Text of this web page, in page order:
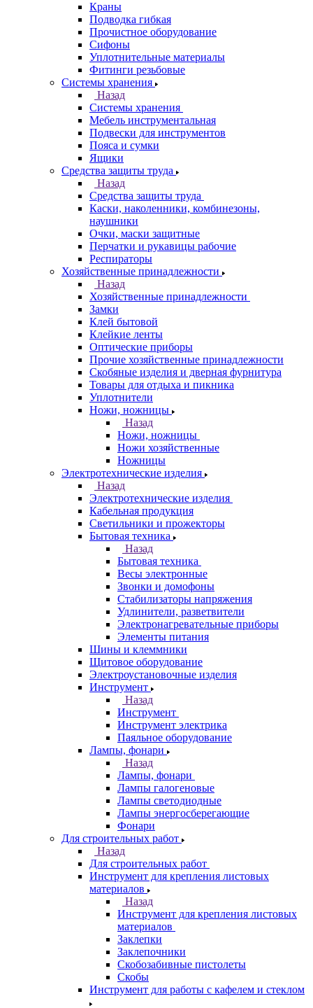
Краны
Подводка гибкая
Прочистное оборудование
Сифоны
Уплотнительные материалы
Фитинги резьбовые
Системы хранения
Назад
Системы хранения
Мебель инструментальная
Подвески для инструментов
Пояса и сумки
Ящики
Средства защиты труда
Назад
Средства защиты труда
Каски, наколенники, комбинезоны,
наушники
Очки, маски защитные
Перчатки и рукавицы рабочие
Респираторы
Хозяйственные принадлежности
Назад
Хозяйственные принадлежности
Замки
Клей бытовой
Клейкие ленты
Оптические приборы
Прочие хозяйственные принадлежности
Скобяные изделия и дверная фурнитура
Товары для отдыха и пикника
Уплотнители
Ножи, ножницы
Назад
Ножи, ножницы
Ножи хозяйственные
Ножницы
Электротехнические изделия
Назад
Электротехнические изделия
Кабельная продукция
Светильники и прожекторы
Бытовая техника
Назад
Бытовая техника
Весы электронные
Звонки и домофоны
Стабилизаторы напряжения
Удлинители, разветвители
Электронагревательные приборы
Элементы питания
Шины и клеммники
Щитовое оборудование
Электроустановочные изделия
Инструмент
Назад
Инструмент
Инструмент электрика
Паяльное оборудование
Лампы, фонари
Назад
Лампы, фонари
Лампы галогеновые
Лампы светодиодные
Лампы энергосберегающие
Фонари
Для строительных работ
Назад
Для строительных работ
Инструмент для крепления листовых
материалов
Назад
Инструмент для крепления листовых
материалов
Заклепки
Заклепочники
Скобозабивные пистолеты
Скобы
Инструмент для работы с кафелем и стеклом